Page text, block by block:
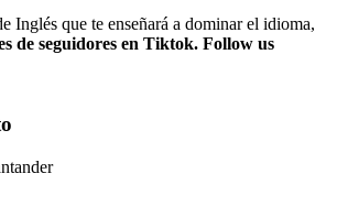
Inglés que te enseñará a dominar el idioma,
de seguidores en Tiktok. Follow us